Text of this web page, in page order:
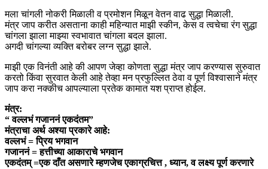
मला चांगली नोकरी मिळाली व प्रमोशन मिळून वेतन वाढ सुद्धा मिळाली.
मंत्र जाप करीत असताना काही महिन्यात माझी स्कीन, केस व त्वचेचा रंग सुद्धा
चांगला झाला माझ्या स्वभावात चांगला बदल झाला.
अगदी चांगल्या व्यक्ति बरोबर लग्न सुद्धा झाले.
माझी एक विनंती आहे की आपण जेव्हा कोणता सुद्धा मंत्र जाप करण्यास सुरुवात
करतो किंवा सुरवात केली आहे तेव्हा मन प्रफुल्लित ठेवा व पूर्ण विश्वासाने मंत्र
जाप करा नक्कीच आपल्याला प्रतेक कामात यश प्राप्त होईल.
मंत्र:
“ वल्लभं गजाननं एकदंतम”
मंत्राचा अर्थ अश्या प्रकारे आहे:
वल्लभं = प्रिय भगवान
गजाननं = हत्तीच्या आकाराचे भगवान
एकदंतम् =एक दाँत असणारे म्हणजेच एकाग्रचित्त , ध्यान, व लक्ष्य पूर्ण करणारे